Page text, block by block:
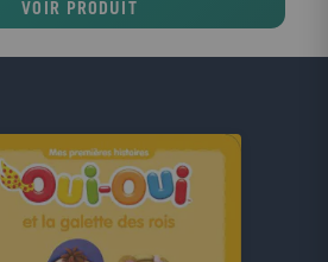
VOIR PRODUIT